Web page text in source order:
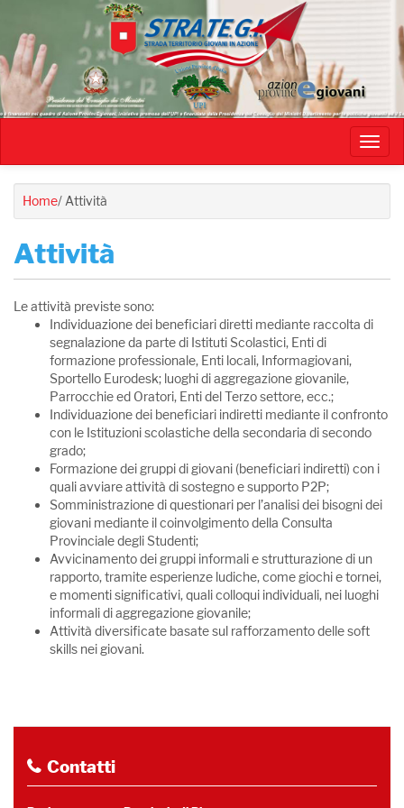
contenuto
principale
Home/ Attività
Attività
Le attività previste sono:
Individuazione dei beneficiari diretti mediante raccolta di
segnalazione da parte di Istituti Scolastici, Enti di
formazione professionale, Enti locali, Informagiovani,
Sportello Eurodesk; luoghi di aggregazione giovanile,
Parrocchie ed Oratori, Enti del Terzo settore, ecc.;
Individuazione dei beneficiari indiretti mediante il confronto
con le Istituzioni scolastiche della secondaria di secondo
grado;
Formazione dei gruppi di giovani (beneficiari indiretti) con i
quali avviare attività di sostegno e supporto P2P;
Somministrazione di questionari per l’analisi dei bisogni dei
giovani mediante il coinvolgimento della Consulta
Provinciale degli Studenti;
Avvicinamento dei gruppi informali e strutturazione di un
rapporto, tramite esperienze ludiche, come giochi e tornei,
e momenti significativi, quali colloqui individuali, nei luoghi
informali di aggregazione giovanile;
Attività diversificate basate sul rafforzamento delle soft
skills nei giovani.
Contatti